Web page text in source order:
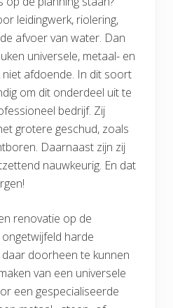
leidingwerk, riolering,
afvoer van water. Dan
universele, metaal- en
niet afdoende. In dit soort
om dit onderdeel uit te
bedrijf. Zij
grotere geschud, zoals
Daarnaast zijn zij
nauwkeurig. En dat
renovatie op de
harde
doorheen te kunnen
van een universele
een gespecialiseerde